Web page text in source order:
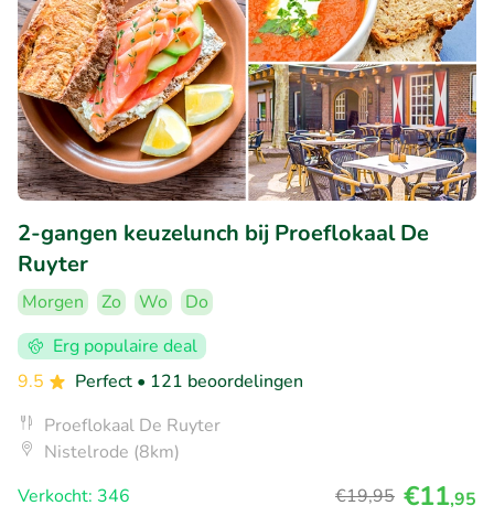
2-gangen keuzelunch bij Proeflokaal De
Ruyter
Morgen Zo Wo
Do
Erg populaire deal
9.5
Perfect • 121 beoordelingen
Proeflokaal De Ruyter
Nistelrode (8km)
Verkocht: 346
€19,95 €11,95